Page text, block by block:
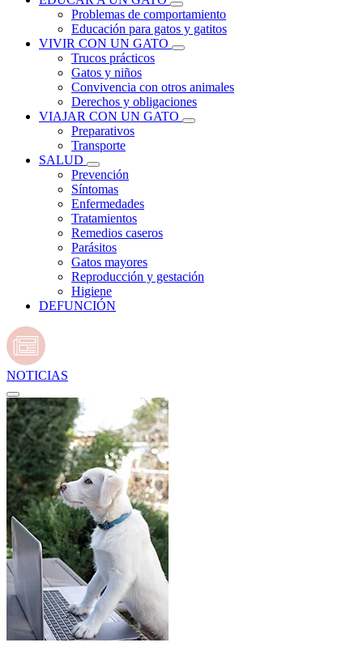
Problemas de comportamiento
Educación para gatos y gatitos
VIVIR CON UN GATO
Trucos prácticos
Gatos y niños
Convivencia con otros animales
Derechos y obligaciones
VIAJAR CON UN GATO
Preparativos
Transporte
SALUD
Prevención
Síntomas
Enfermedades
Tratamientos
Remedios caseros
Parásitos
Gatos mayores
Reproducción y gestación
Higiene
DEFUNCIÓN
NOTICIAS